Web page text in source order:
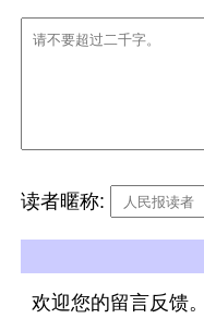
读者暱称:
欢迎您的留言反馈。